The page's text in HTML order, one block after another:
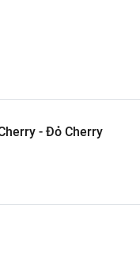
acid hyaluronic giúp
- Đỏ Cherry